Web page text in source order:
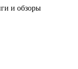
и обзоры